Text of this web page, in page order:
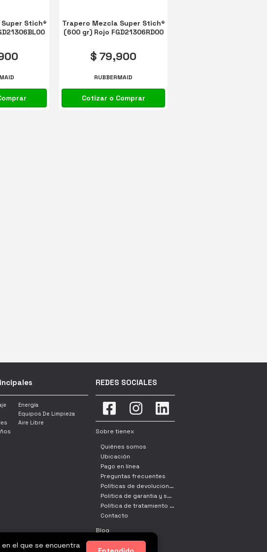
Stich®
Trapero Mezcla Super Stich®
(600 gr) Rojo FGD21306RD00
$ 79,900
RUBBERMAID
Cotizar o Comprar
Energía
Equipos De Limpieza
Aire Libre
REDES SOCIALES
Sobre tienex
Quiénes somos
Ubicación
Pago en línea
Preguntas frecuentes
Políticas de devoluciones, cambio y retracto
Politica de garantia y servicio tecnico
Política de tratamiento de datos
Contacto
Blog
el que se encuentra